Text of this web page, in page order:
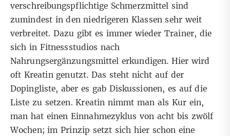
verschreibungspflichtige Schmerzmittel sind
zumindest in den niedrigeren Klassen sehr weit
verbreitet. Dazu gibt es immer wieder Trainer, die
sich in Fitnessstudios nach
Nahrungsergänzungsmittel erkundigen. Hier wird
oft Kreatin genutzt. Das steht nicht auf der
Dopingliste, aber es gab Diskussionen, es auf die
Liste zu setzen. Kreatin nimmt man als Kur ein,
man hat einen Einnahmezyklus von acht bis zwölf
Wochen; im Prinzip setzt sich hier schon eine